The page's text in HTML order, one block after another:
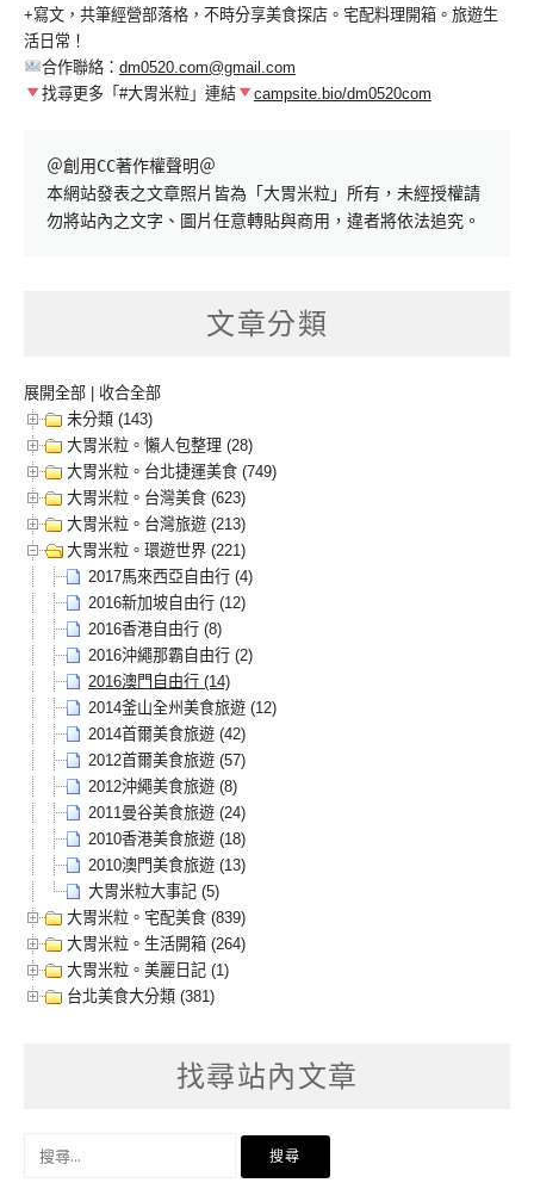
+寫文，共筆經營部落格，不時分享美食探店。宅配料理開箱。旅遊生
活日常！
合作聯絡： dm0520.com@gmail.com
找尋更多「#大胃米粒」連結
campsite.bio/dm0520com
＠創用CC著作權聲明＠
本網站發表之文章照片皆為「大胃米粒」所有，未經授權請
勿將站內之文字、圖片任意轉貼與商用，違者將依法追究。
文章分類
展開全部 | 收合全部
未分類 (143)
大胃米粒。懶人包整理 (28)
大胃米粒。台北捷運美食 (749)
大胃米粒。台灣美食 (623)
大胃米粒。台灣旅遊 (213)
大胃米粒。環遊世界 (221)
2017馬來西亞自由行 (4)
2016新加坡自由行 (12)
2016香港自由行 (8)
2016沖繩那霸自由行 (2)
2016澳門自由行 (14)
2014釜山全州美食旅遊 (12)
2014首爾美食旅遊 (42)
2012首爾美食旅遊 (57)
2012沖繩美食旅遊 (8)
2011曼谷美食旅遊 (24)
2010香港美食旅遊 (18)
2010澳門美食旅遊 (13)
大胃米粒大事記 (5)
大胃米粒。宅配美食 (839)
大胃米粒。生活開箱 (264)
大胃米粒。美麗日記 (1)
台北美食大分類 (381)
找尋站內文章